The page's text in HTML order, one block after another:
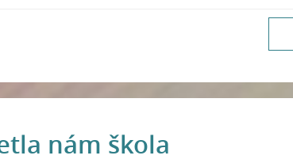
nám škola